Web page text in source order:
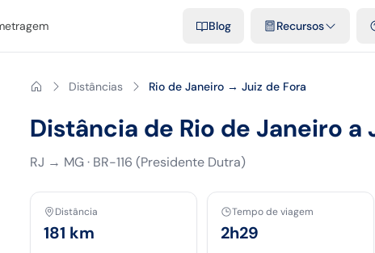
Blog Recursos
Distâncias Rio de Janeiro → Juiz de Fora
Distância de Rio de Janeiro a
RJ → MG· BR-116 (Presidente Dutra)
Distância
181 km
Tempo de viagem
2h29